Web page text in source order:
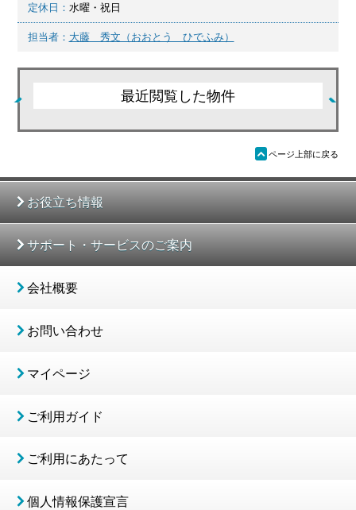
定休日： 水曜・祝日
担当者： 大藤 秀文（おおとう ひでふみ）
最近閲覧した物件
ü ページ上部に戻る
お役立ち情報
サポート・サービスのご案内
会社概要
お問い合わせ
マイページ
ご利用ガイド
ご利用にあたって
個人情報保護宣言